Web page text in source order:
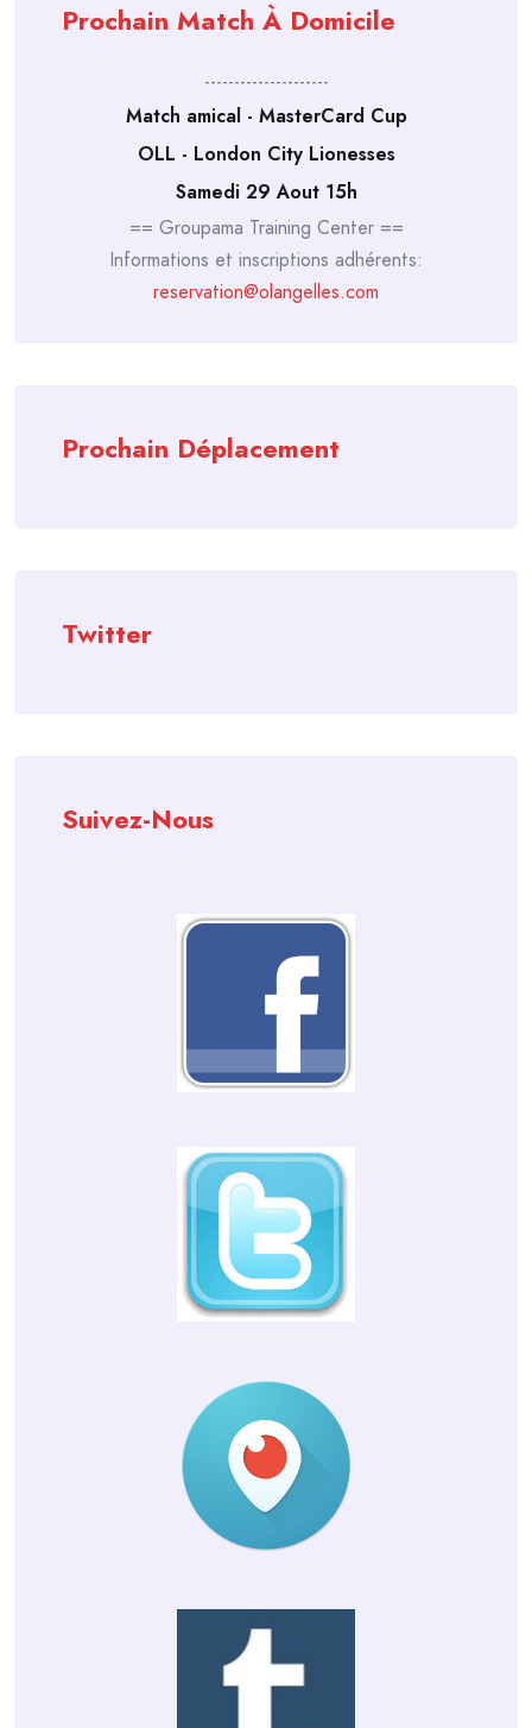
Prochain Match À Domicile
---------------------
Match amical - MasterCard Cup
OLL - London City Lionesses
Samedi 29 Aout 15h
== Groupama Training Center ==
Informations et inscriptions adhérents:
reservation@olangelles.com
Prochain Déplacement
Twitter
Suivez-Nous